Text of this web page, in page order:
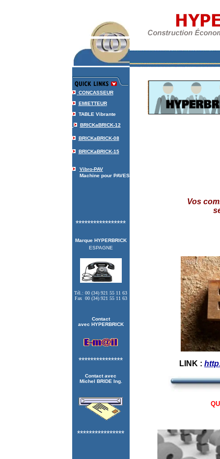
CONCASSEUR
EMIETTEUR
TABLE Vibrante
BRICKaBRICK-12
BRICKaBRICK-08
BRICKaBRICK-15
Vibro-PAV
Machine pour PAVES
*****************
Marque HYPERBRICK
ESPAGNE
Tél.: 00 (34) 921 55 11 63
Fax 00 (34) 921 55 11 63
Contact
avec HYPERBRICK
***************
Contact avec
Michel BRIDE Ing.
****************
Vos
LINK :